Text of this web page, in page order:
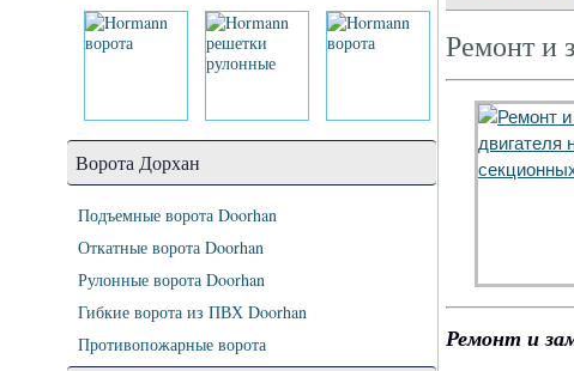
Ворота Дорхан
Подъемные ворота Doorhan
Откатные ворота Doorhan
Рулонные ворота Doorhan
Гибкие ворота из ПВХ Doorhan
Противопожарные ворота
Ремонт и
Ремонт и